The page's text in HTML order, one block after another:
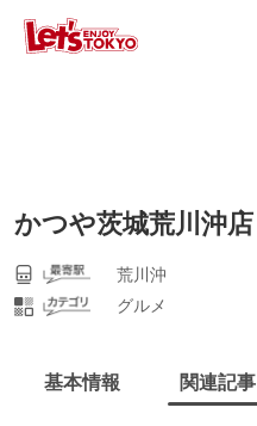
かつや茨城荒川沖店
荒川沖
グルメ
基本情報 関連記事